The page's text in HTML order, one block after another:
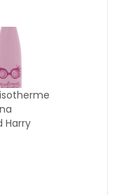
Harry